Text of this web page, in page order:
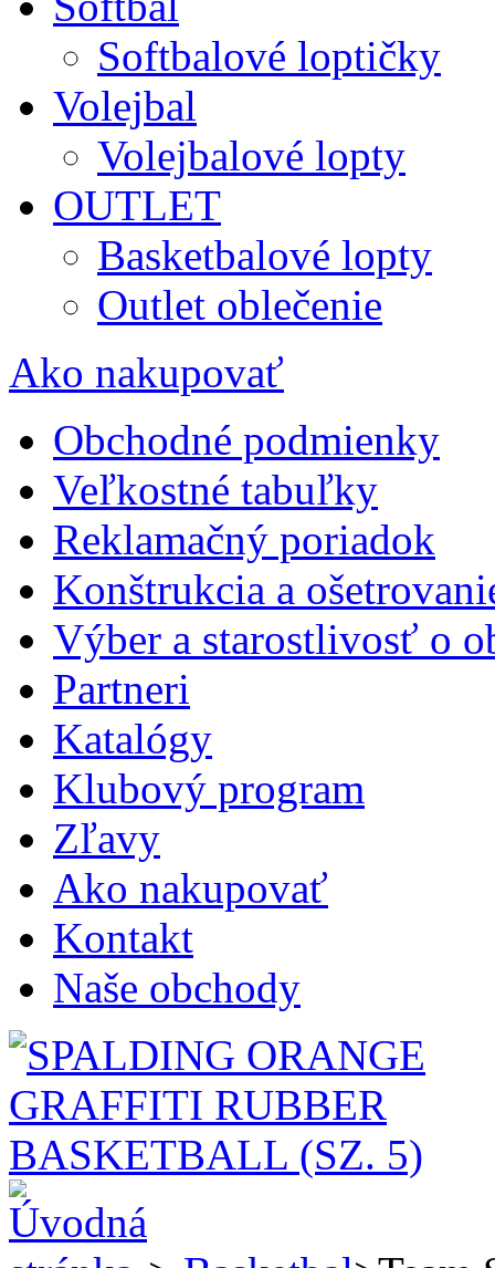
Softbalové loptičky
Volejbal
Volejbalové lopty
OUTLET
Basketbalové lopty
Outlet oblečenie
Ako nakupovať
Obchodné podmienky
Veľkostné tabuľky
Reklamačný poriadok
Konštrukcia a
Výber a starostlivosť o
Partneri
Katalógy
Klubový program
Zľavy
Ako nakupovať
Kontakt
Naše obchody